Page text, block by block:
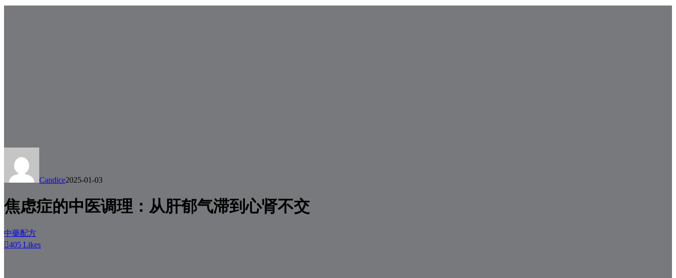
Candice2025-01-03
焦虑症的中医调理：从肝郁气滞到心肾不交
中藥配方
405 Likes